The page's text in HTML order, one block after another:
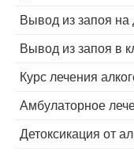
Вывод из запоя на
Вывод из запоя в
Курс лечения
Амбулаторное
Детоксикация от